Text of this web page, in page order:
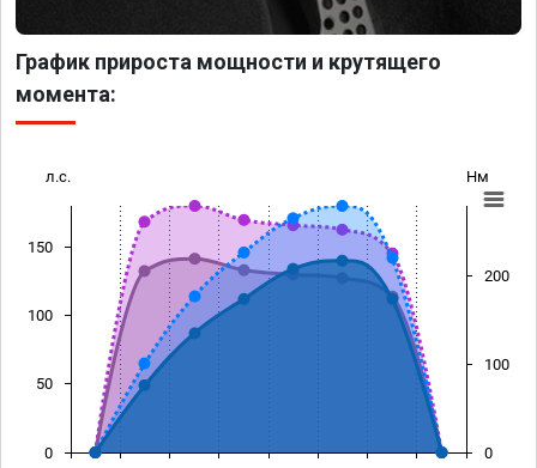
График прироста мощности и крутящего
момента:
л.с. Нм
0
50
100
150
0
100
200